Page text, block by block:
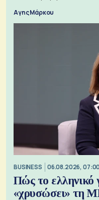
Αγης Μάρκου
BUSINESS 06.08.2026, 07:00
Πώς το ελληνικό
«χρυσώσει» τη